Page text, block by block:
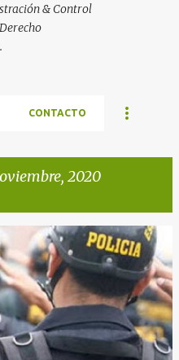
& Control
CONTACTO
2020